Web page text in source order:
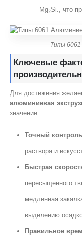
Mg₂Si., что
Типы
Ключевые
Для достижения
алюминиевая
значение:
Точный
раствора и
Быстрая
пересыщенного
медленная
выделению
Правильное